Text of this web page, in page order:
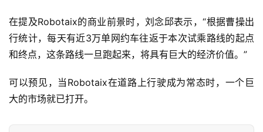
在提及Robotaix的商业前景时，刘念邱表示，“根据曹操出
行统计，每天有近3万单网约车往返于本次试乘路线的起点
和终点，这条路线一旦跑起来，将具有巨大的经济价值。”
可以预见，当Robotaix在道路上行驶成为常态时，一个巨
大的市场就已打开。